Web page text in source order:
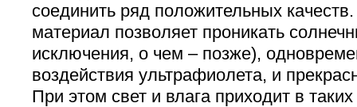
соединить ряд положительных качеств.
материал позволяет проникать
исключения, о чем – позже),
воздействия ультрафиолета, и
При этом свет и влага приходит в